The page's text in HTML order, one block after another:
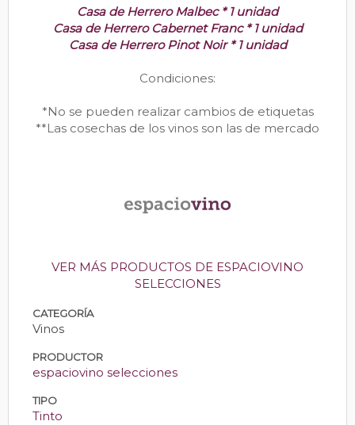
Casa de Herrero Malbec * 1 unidad
Casa de Herrero Cabernet Franc * 1 unidad
Casa de Herrero Pinot Noir * 1 unidad
Condiciones:
*No se pueden realizar cambios de etiquetas
**Las cosechas de los vinos son las de mercado
VER MÁS PRODUCTOS DE ESPACIOVINO
SELECCIONES
CATEGORÍA
Vinos
PRODUCTOR
espaciovino selecciones
TIPO
Tinto